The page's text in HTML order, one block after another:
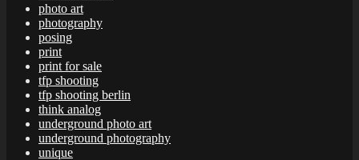
photo art
photography
posing
print
print for sale
tfp shooting
tfp shooting berlin
think analog
underground photo art
underground photography
unique